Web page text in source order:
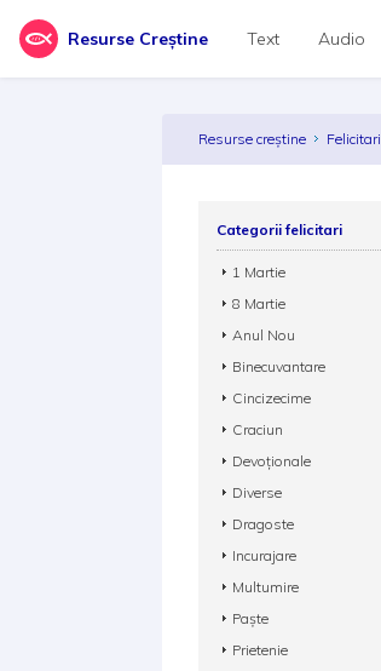
Resurse Creștine Text Audio
Resurse creștine Felicitari
Categorii felicitari
1 Martie
8 Martie
Anul Nou
Binecuvantare
Cincizecime
Craciun
Devoționale
Diverse
Dragoste
Incurajare
Multumire
Paște
Prietenie